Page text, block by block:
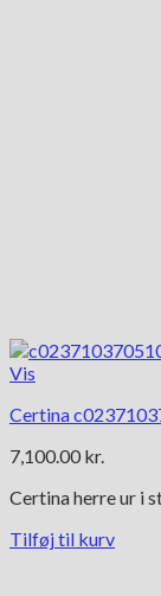
Vis
Certina
7,100.00 kr.
Certina herre ur i
Tilføj til kurv